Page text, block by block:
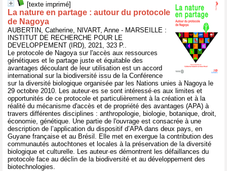
[texte imprimé]
La nature en partage : autour du protocole
de Nagoya
AUBERTIN, Catherine, NIVART, Anne - MARSEILLE :
INSTITUT DE RECHERCHE POUR LE
DEVELOPPEMENT (IRD), 2021, 323 P..
Le protocole de Nagoya sur l'accès aux ressources
génétiques et le partage juste et équitable des
avantages découlant de leur utilisation est un accord
international sur la biodiversité issu de la Conférence
sur la diversité biologique organisée par les Nations unies à Nagoya le
29 octobre 2010. Les auteur·es se sont intéressé·es aux limites et
opportunités de ce protocole et particulièrement à la création et à la
réalité du mécanisme d'accès et de propriété des avantages (APA) à
travers différentes disciplines : anthropologie, biologie, botanique, droit,
économie, génétique. Une partie de l'ouvrage est consacrée à une
description de l’application du dispositif d’APA dans deux pays, en
Guyane française et au Brésil. Elle met en exergue la contribution des
communautés autochtones et locales à la préservation de la diversité
biologique et culturelle. Les auteur·es démontrent les défaillances du
protocole face au déclin de la biodiversité et au développement des
biotechnologies.